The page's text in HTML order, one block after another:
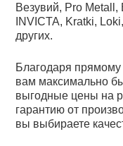
Везувий, Pro
INVICTA, Kratki,
других.
Благодаря прямому
вам максимально
выгодные цены на
гарантию от
вы выбираете